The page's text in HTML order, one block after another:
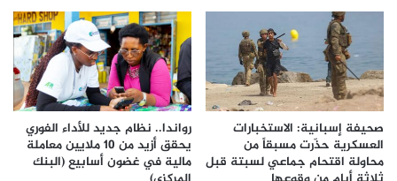
صحيفة إسبانية: الاستخبارات
العسكرية حذّرت مسبقاً من
محاولة اقتحام جماعي لسبتة قبل
رواندا.. نظام جديد للأداء الفوري
يحقق أزيد من 10 ملايين معاملة
مالية في غضون أسابيع (البنك